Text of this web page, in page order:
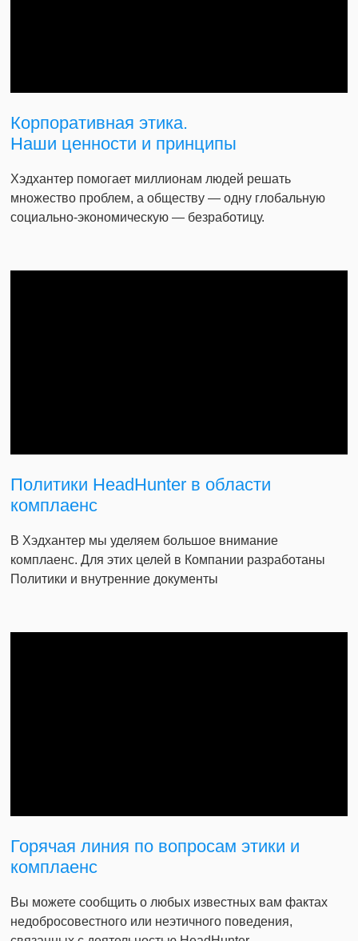
Корпоративная этика.
Наши ценности и принципы
Хэдхантер помогает миллионам людей решать
множество проблем, а обществу — одну глобальную
социально-экономическую — безработицу.
Политики HeadHunter в области
комплаенс
В Хэдхантер мы уделяем большое внимание
комплаенс. Для этих целей в Компании разработаны
Политики и внутренние документы
Горячая линия по вопросам этики и
комплаенс
Вы можете сообщить о любых известных вам фактах
недобросовестного или неэтичного поведения,